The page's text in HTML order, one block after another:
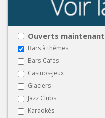
Ouverts maintenant
Bars à thèmes
Bars-Cafés
Casinos-Jeux
Glaciers
Jazz Clubs
Karaokés